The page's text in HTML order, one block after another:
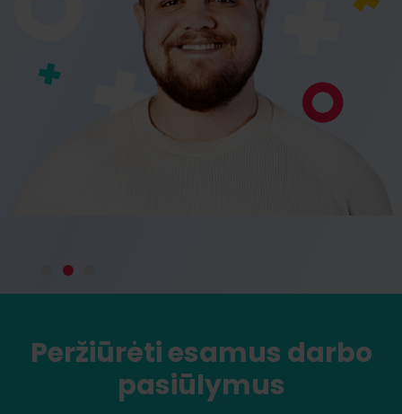
Peržiūrėti esamus darbo
pasiūlymus